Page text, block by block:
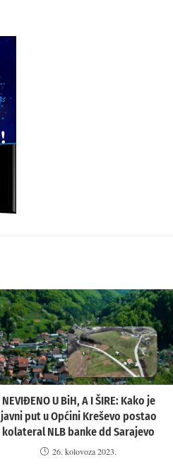
NEVIĐENO U BiH, A I ŠIRE: Kako je
javni put u Općini Kreševo postao
kolateral NLB banke dd Sarajevo
26. kolovoza 2023.